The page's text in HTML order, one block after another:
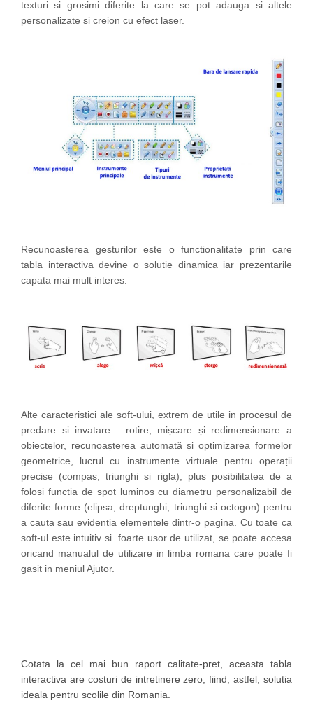
texturi si grosimi diferite la care se pot adauga si altele
personalizate si creion cu efect laser.
Recunoasterea gesturilor este o functionalitate prin care
tabla interactiva devine o solutie dinamica iar prezentarile
capata mai mult interes.
Alte caracteristici ale soft-ului, extrem de utile in procesul de
predare si invatare: rotire, mișcare și redimensionare a
obiectelor, recunoașterea automată și optimizarea formelor
geometrice, lucrul cu instrumente virtuale pentru operații
precise (compas, triunghi si rigla), plus posibilitatea de a
folosi functia de spot luminos cu diametru personalizabil de
diferite forme (elipsa, dreptunghi, triunghi si octogon) pentru
a cauta sau evidentia elementele dintr-o pagina. Cu toate ca
soft-ul este intuitiv si foarte usor de utilizat, se poate accesa
oricand manualul de utilizare in limba romana care poate fi
gasit in meniul Ajutor.
Cotata la cel mai bun raport calitate-pret, aceasta tabla
interactiva are costuri de intretinere zero, fiind, astfel, solutia
ideala pentru scolile din Romania.